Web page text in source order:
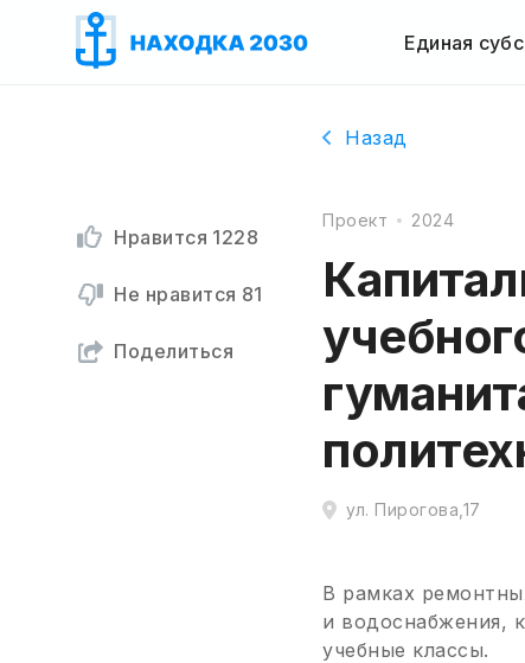
Единая
Нравится 1228
Не нравится 81
Поделиться
Назад
Проект 2024
ул. Пирогова,17
В рамках
и водоснабжения,
учебные классы.